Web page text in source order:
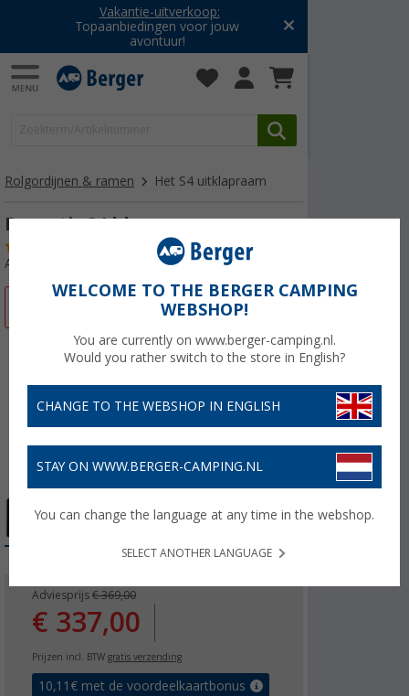
Vakantie-uitverkoop:
Topaanbiedingen voor jouw
avontuur!
Rolgordijnen & ramen Het S4 uitklapraam
Dometic S4 klapraam
Artikelnr: 197000
Adviesprijs € 369,00
€ 337,00
Prijzen incl. BTW gratis verzending
10,11 € met de voordeelkaartbonus
WELCOME TO THE BERGER CAMPING
WEBSHOP!
You are currently on www.berger-camping.nl.
Would you rather switch to the store in English?
CHANGE TO THE WEBSHOP IN ENGLISH
STAY ON WWW.BERGER-CAMPING.NL
You can change the language at any time in the webshop.
SELECT ANOTHER LANGUAGE